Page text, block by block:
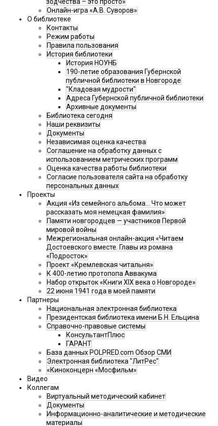
зодчества – это просто»
Онлайн-игра «А.В. Суворов»
О библиотеке
Контакты
Режим работы
Правила пользования
История библиотеки
История НОУНБ
190-летие образования Губернской
публичной библиотеки в Новгороде
"Кладовая мудрости"
Адреса Губернской публичной библиотеки
Архивные документы
Библиотека сегодня
Наши реквизиты
Документы
Независимая оценка качества
Соглашение на обработку данных с
использованием метрических программ
Оценка качества работы библиотеки
Согласие пользователя сайта на обработку
персональных данных
Проекты
Акция «Из семейного альбома... Что может
рассказать моя немецкая фамилия»
Памяти новгородцев — участников Первой
мировой войны
Межрегиональная онлайн-акция «Читаем
Достоевского вместе. Главы из романа
«Подросток»
Проект «Кремлевская читальня»
К 400-летию протопопа Аввакума
Набор открыток «Книги XIX века о Новгороде»
22 июня 1941 года в моей памяти
Партнеры
Национальная электронная библиотека
Президентская библиотека имени Б.Н. Ельцина
Справочно-правовые системы
КонсультантПлюс
ГАРАНТ
База данных POLPRED.com Обзор СМИ
Электронная библиотека "ЛитРес"
«Киноконцерн «Мосфильм»
Видео
Коллегам
Виртуальный методический кабинет
Документы
Информационно-аналитические и методические
материалы